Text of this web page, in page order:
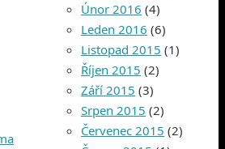
Únor 2016 (4)
Leden 2016 (6)
Listopad 2015 (1)
Říjen 2015 (2)
Září 2015 (3)
Srpen 2015 (2)
Červenec 2015 (2)